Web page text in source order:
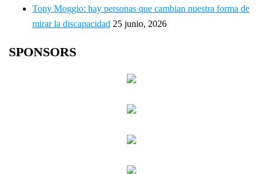
Tony Moggio: hay personas que cambian nuestra forma de
mirar la discapacidad 25 junio, 2026
SPONSORS